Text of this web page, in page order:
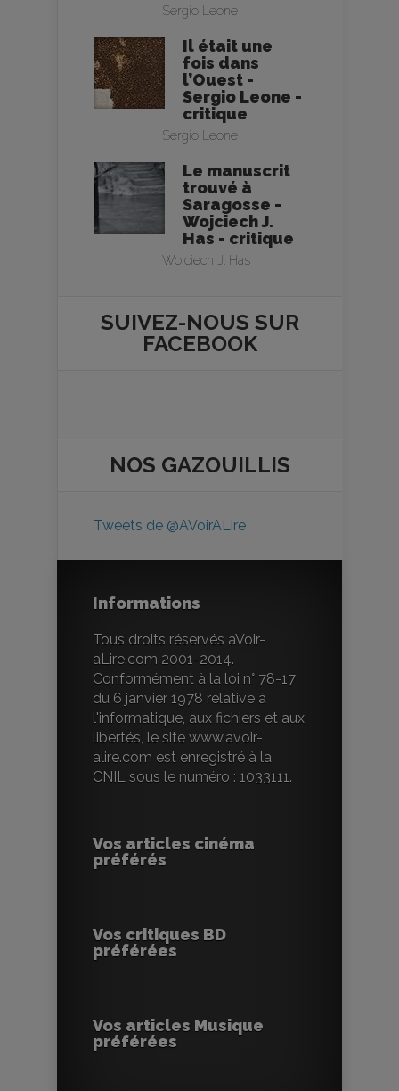
Sergio Leone
Il était une
fois dans
l’Ouest -
Sergio Leone -
critique
Sergio Leone
Le manuscrit
trouvé à
Saragosse -
Wojciech J.
Has - critique
Wojciech J. Has
SUIVEZ-NOUS SUR
FACEBOOK
NOS GAZOUILLIS
Tweets de @AVoirALire
Informations
Tous droits réservés aVoir-
aLire.com 2001-2014.
Conformément à la loi n° 78-17
du 6 janvier 1978 relative à
l'informatique, aux fichiers et aux
libertés, le site www.avoir-
alire.com est enregistré à la
CNIL sous le numéro : 1033111.
Vos articles cinéma
préférés
Vos critiques BD
préférées
Vos articles Musique
préférées